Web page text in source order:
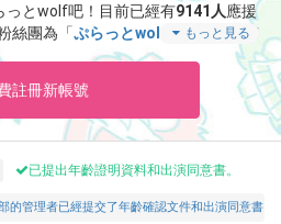
とwolf吧！ 目前已經有9141人 應援
絲團為「ぷらっとwolf
」、當中含有
い！お腹出しのあの和服です！👘 ̖́-‬
もっと見る
註冊新帳號
已提出年齡證明資料和出演同意書。
的管理者已經提交了年齡確認文件和出演同意